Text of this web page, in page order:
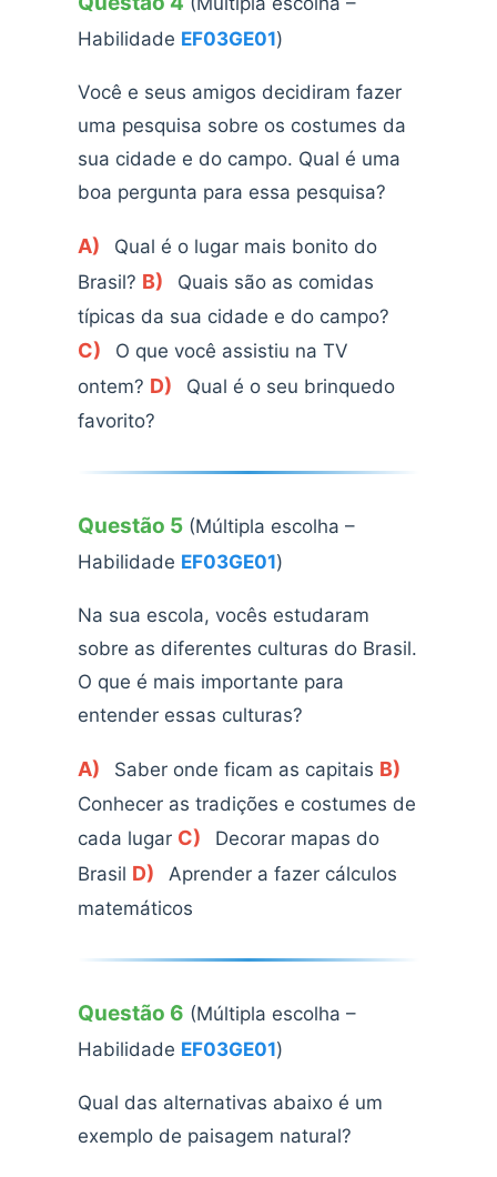
Habilidade EF03GE01)
Você e seus amigos decidiram fazer
uma pesquisa sobre os costumes da
sua cidade e do campo. Qual é uma
boa pergunta para essa pesquisa?
A)
Qual é o lugar mais bonito do
Brasil? B)
Quais são as comidas
típicas da sua cidade e do campo?
C)
O que você assistiu na TV
ontem? D)
Qual é o seu brinquedo
favorito?
Questão 5 (Múltipla escolha –
Habilidade EF03GE01)
Na sua escola, vocês estudaram
sobre as diferentes culturas do Brasil.
O que é mais importante para
entender essas culturas?
A) Saber onde ficam as capitais B)
Conhecer as tradições e costumes de
cada lugar C)
Decorar mapas do
Brasil D)
Aprender a fazer cálculos
matemáticos
Questão 6 (Múltipla escolha –
Habilidade EF03GE01)
Qual das alternativas abaixo é um
exemplo de paisagem natural?